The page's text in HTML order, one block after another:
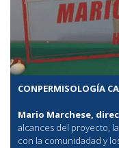
CONPERMISOLOGÍA
Mario Marchese,
alcances del proyecto,
con la comunidadad y